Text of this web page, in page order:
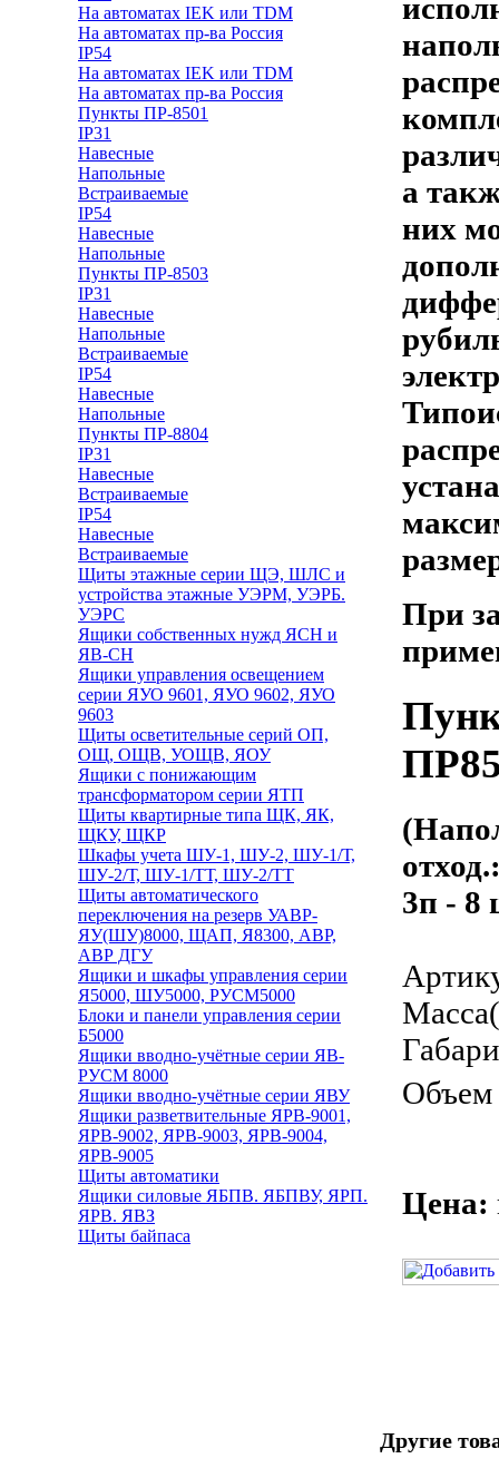
На автоматах IEK или TDM
На автоматах пр-ва Россия
IP54
На автоматах IEK или TDM
На автоматах пр-ва Россия
Пункты ПР-8501
IP31
Навесные
Напольные
Встраиваемые
IP54
Навесные
Напольные
Пункты ПР-8503
IP31
Навесные
Напольные
Встраиваемые
IP54
Навесные
Напольные
Пункты ПР-8804
IP31
Навесные
Встраиваемые
IP54
Навесные
Встраиваемые
Щиты этажные серии ЩЭ, ШЛС и
устройства этажные УЭРМ, УЭРБ.
УЭРС
Ящики собственных нужд ЯСН и
ЯВ-СН
Ящики управления освещением
серии ЯУО 9601, ЯУО 9602, ЯУО
9603
Щиты осветительные серий ОП,
ОЩ, ОЩВ, УОЩВ, ЯОУ
Ящики с понижающим
трансформатором серии ЯТП
Щиты квартирные типа ЩК, ЯК,
ЩКУ, ЩКР
Шкафы учета ШУ-1, ШУ-2, ШУ-1/Т,
ШУ-2/Т, ШУ-1/ТТ, ШУ-2/ТТ
Щиты автоматического
переключения на резерв УАВР-
ЯУ(ШУ)8000, ЩАП, Я8300, АВР,
АВР ДГУ
Ящики и шкафы управления серии
Я5000, ШУ5000, РУСМ5000
Блоки и панели управления серии
Б5000
Ящики вводно-учётные серии ЯВ-
РУСМ 8000
Ящики вводно-учётные серии ЯВУ
Ящики разветвительные ЯРВ-9001,
ЯРВ-9002, ЯРВ-9003, ЯРВ-9004,
ЯРВ-9005
Щиты автоматики
Ящики силовые ЯБПВ. ЯБПВУ, ЯРП.
ЯРВ. ЯВЗ
Щиты байпаса
а
них
При
3п - 8
Цена:
Другие